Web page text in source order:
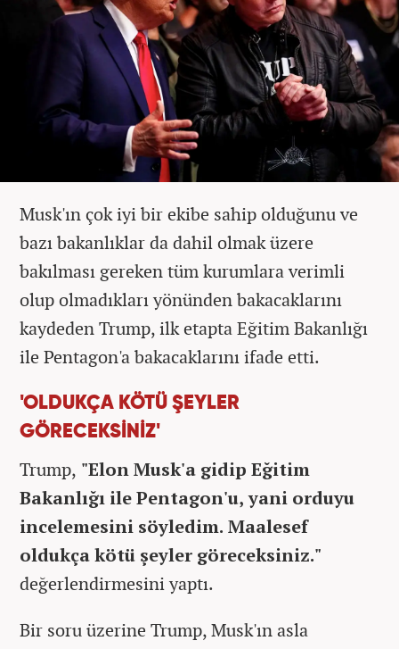
Musk'ın çok iyi bir ekibe sahip olduğunu ve
bazı bakanlıklar da dahil olmak üzere
bakılması gereken tüm kurumlara verimli
olup olmadıkları yönünden bakacaklarını
kaydeden Trump, ilk etapta Eğitim Bakanlığı
ile Pentagon'a bakacaklarını ifade etti.
'OLDUKÇA KÖTÜ ŞEYLER
GÖRECEKSİNİZ'
Trump, "Elon Musk'a gidip Eğitim
Bakanlığı ile Pentagon'u, yani orduyu
incelemesini söyledim. Maalesef
oldukça kötü şeyler göreceksiniz."
değerlendirmesini yaptı.
Bir soru üzerine Trump, Musk'ın asla